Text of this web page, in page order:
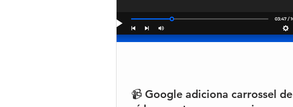
📹 Google adiciona carrossel de